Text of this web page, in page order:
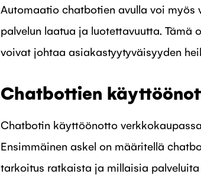
Automaatio chatbotien avulla voi myös
palvelun laatua ja luotettavuutta. Tämä
voivat johtaa asiakastyytyväisyyden
Chatbottien
Chatbotin käyttöönotto
Ensimmäinen askel on määritellä
tarkoitus ratkaista ja millaisia